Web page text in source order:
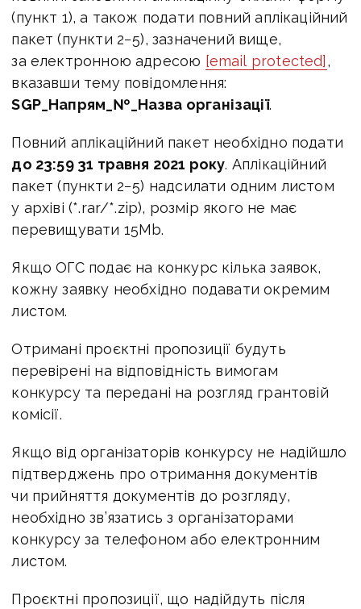
(пункт 1), а також подати повний аплікаційний
пакет (пункти 2−5), зазначений вище,
за електронною адресою [email protected] ,
вказавши тему повідомлення:
SGP_Напрям_№_Назва організації.
Повний аплікаційний пакет необхідно подати
до 23:59 31 травня 2021 року. Аплікаційний
пакет (пункти 2−5) надсилати одним листом
у архіві (*.rar/*.zip), розмір якого не має
перевищувати 15Mb.
Якщо ОГС подає на конкурс кілька заявок,
кожну заявку необхідно подавати окремим
листом.
Отримані проєктні пропозиції будуть
перевірені на відповідність вимогам
конкурсу та передані на розгляд грантовій
комісії.
Якщо від організаторів конкурсу не надійшло
підтверджень про отримання документів
чи прийняття документів до розгляду,
необхідно зв’язатись з організаторами
конкурсу за телефоном або електронним
листом.
Проєктні пропозиції, що надійдуть після